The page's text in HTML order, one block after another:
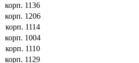
корп. 1136
корп. 1206
корп. 1114
корп. 1004
корп. 1110
корп. 1129